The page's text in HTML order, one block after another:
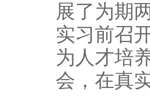
展了为期
实习前召
为人才培
会，在真